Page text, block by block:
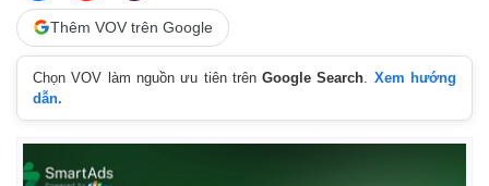
Kinh tế
Bất động sản
Khởi nghiệp
Giá vàng
Tiêu dùng
Thêm VOV trên Google
Chọn VOV làm nguồn ưu tiên trênGoogle Search
Xem hướng
dẫn.